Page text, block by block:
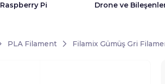
Raspberry Pi Drone ve
PLA Filament Filamix Gümüş Gri